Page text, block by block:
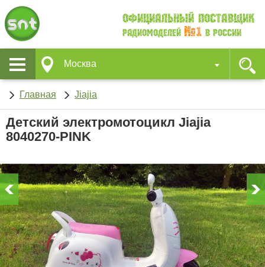
Официальный поставщик
Радиомоделей №1 в России
Москва
Главная Jiajia
Детский электромотоцикл Jiajia
8040270-PINK